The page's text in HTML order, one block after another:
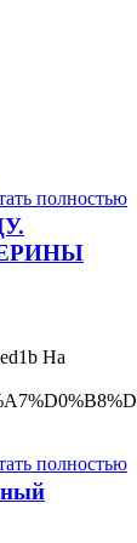
полностью
На
полностью